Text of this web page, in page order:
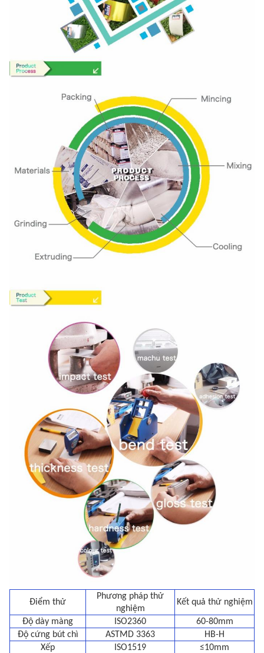
Điểm thử
Phương pháp thử
nghiệm
Kết quả thử nghiệm
Độ dày màng ISO2360
60-80mm
Độ cứng bút chì
ASTMD 3363
HB-H
Xếp
ISO1519
≤10mm